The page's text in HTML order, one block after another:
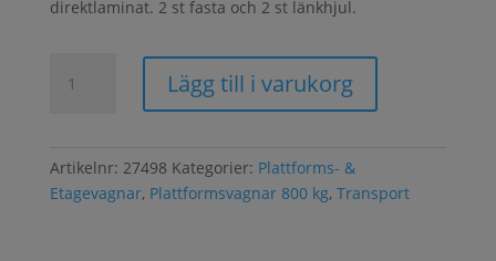
direktlaminat. 2 st fasta och 2 st länkhjul.
1000x700
Lägg till i varukorg
Artikelnr: 27498 Kategorier: Plattforms- &
Etagevagnar, Plattformsvagnar 800 kg, Transport